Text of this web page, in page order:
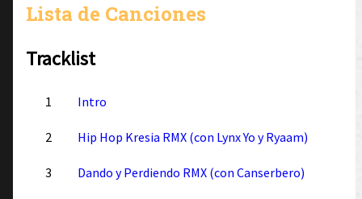
Lista de Canciones
Tracklist
1 Intro
2 Hip Hop Kresia RMX (con Lynx Yo y Ryaam)
3 Dando y Perdiendo RMX (con Canserbero)